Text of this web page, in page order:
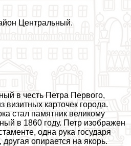
Центральный.
в честь Петра Первого,
визитных карточек города.
стал памятник великому
в 1860 году. Петр изображен
одна рука государя
другая опирается на якорь.